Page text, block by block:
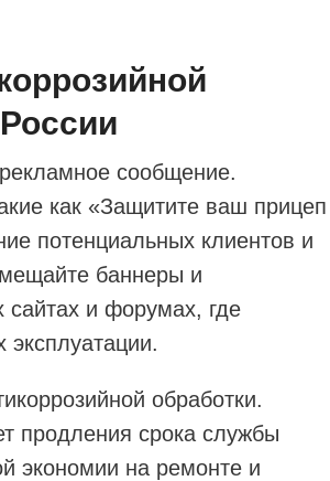
сообщение.
как «Защитите ваш прицеп
потенциальных клиентов и
баннеры и
сайтах и форумах, где
обработки.
продления срока службы
экономии на ремонте и